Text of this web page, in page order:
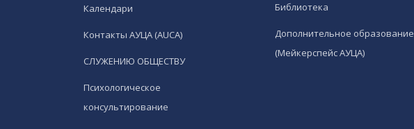
Календари
Контакты АУЦА (AUCA)
СЛУЖЕНИЮ ОБЩЕСТВУ
Психологическое
консультирование
Библиотека
Дополнительное образование
(Мейкерспейс АУЦА)